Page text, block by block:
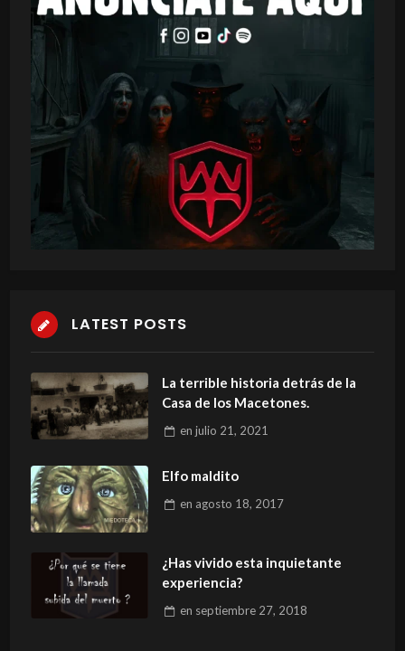
LATEST POSTS
La terrible historia detrás de la
Casa de los Macetones.
en julio 21, 2021
Elfo maldito
en agosto 18, 2017
¿Has vivido esta inquietante
experiencia?
en septiembre 27, 2018